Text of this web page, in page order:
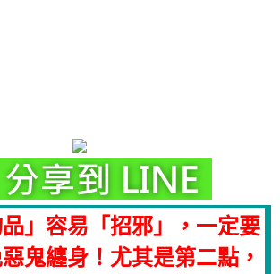
品」容易「招邪」，一定要
鬼纏身！尤其是第二點，